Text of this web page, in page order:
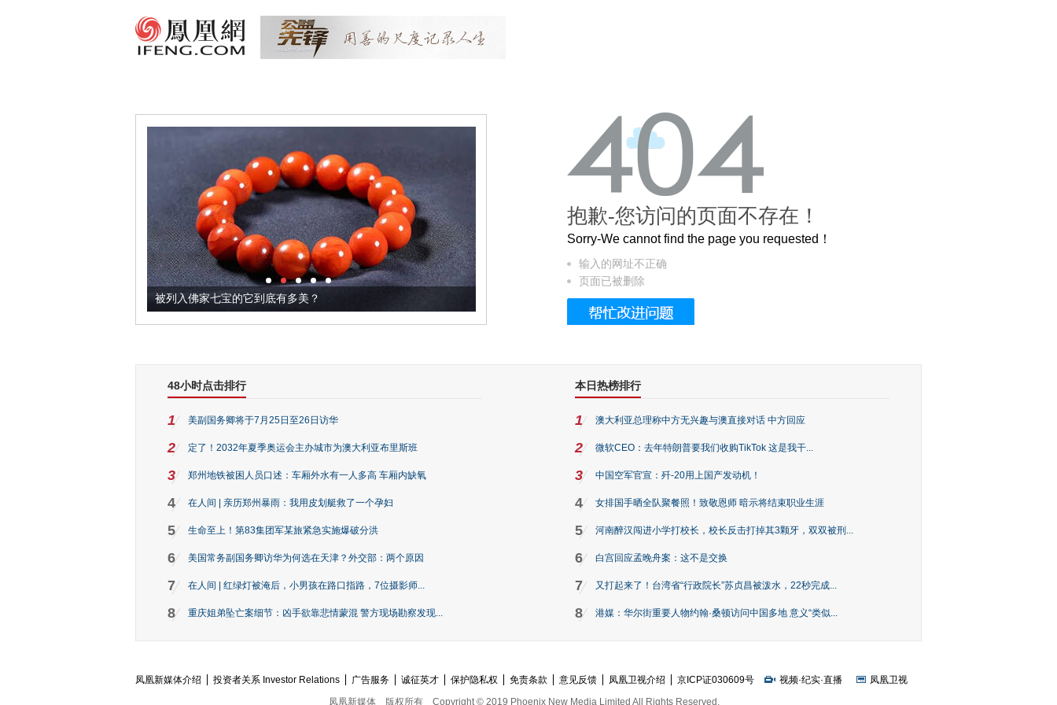
被列入佛家七宝的它到底有多美？ 这个3.2米的长卷，还原了600岁的紫禁城
抱歉-您访问的页面不存在！
Sorry-We cannot find the page you requested！
输入的网址不正确
页面已被删除
48小时点击排行
1 美副国务卿将于7月25日至26日访华
2 定了！2032年夏季奥运会主办城市为澳大利亚布里斯班
3 郑州地铁被困人员口述：车厢外水有一人多高 车厢内缺氧
4 在人间 | 亲历郑州暴雨：我用皮划艇救了一个孕妇
5 生命至上！第83集团军某旅紧急实施爆破分洪
6 美国常务副国务卿访华为何选在天津？外交部：两个原因
7 在人间 | 红绿灯被淹后，小男孩在路口指路，7位摄影师...
8 重庆姐弟坠亡案细节：凶手欲靠悲情蒙混 警方现场勘察发现...
本日热榜排行
1 澳大利亚总理称中方无兴趣与澳直接对话 中方回应
2 微软CEO：去年特朗普要我们收购TikTok 这是我干...
3 中国空军官宣：歼-20用上国产发动机！
4 女排国手晒全队聚餐照！致敬恩师 暗示将结束职业生涯
5 河南醉汉闯进小学打校长，校长反击打掉其3颗牙，双双被刑...
6 白宫回应孟晚舟案：这不是交换
7 又打起来了！台湾省“行政院长”苏贞昌被泼水，22秒完成...
8 港媒：华尔街重要人物约翰·桑顿访问中国多地 意义“类似...
凤凰新媒体介绍 投资者关系 Investor Relations 广告服务 诚征英才 保护隐私权 免责条款 意见反馈 凤凰卫视介绍 京ICP证030609号 视频·纪实·直播
凤凰卫视
凤凰新媒体
版权所有 Copyright © 2019 Phoenix New Media Limited All Rights Reserved.